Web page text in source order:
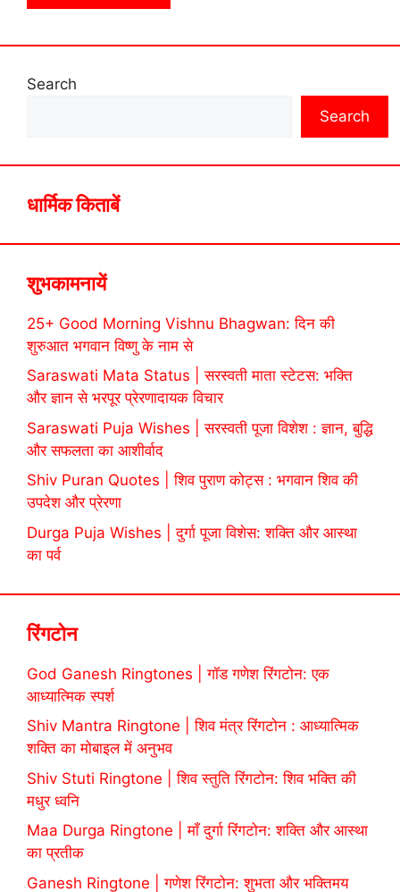
Search
Search
धार्मिक किताबें
शुभकामनायें
25+ Good Morning Vishnu Bhagwan: दिन की
शुरुआत भगवान विष्णु के नाम से
Saraswati Mata Status | सरस्वती माता स्टेटस: भक्ति
और ज्ञान से भरपूर प्रेरणादायक विचार
Saraswati Puja Wishes | सरस्वती पूजा विशेश : ज्ञान, बुद्धि
और सफलता का आशीर्वाद
Shiv Puran Quotes | शिव पुराण कोट्स : भगवान शिव की
उपदेश और प्रेरणा
Durga Puja Wishes | दुर्गा पूजा विशेस: शक्ति और आस्था
का पर्व
रिंगटोन
God Ganesh Ringtones | गॉड गणेश रिंगटोन: एक
आध्यात्मिक स्पर्श
Shiv Mantra Ringtone | शिव मंत्र रिंगटोन : आध्यात्मिक
शक्ति का मोबाइल में अनुभव
Shiv Stuti Ringtone | शिव स्तुति रिंगटोन: शिव भक्ति की
मधुर ध्वनि
Maa Durga Ringtone | माँ दुर्गा रिंगटोन: शक्ति और आस्था
का प्रतीक
Ganesh Ringtone | गणेश रिंगटोन: शुभता और भक्तिमय